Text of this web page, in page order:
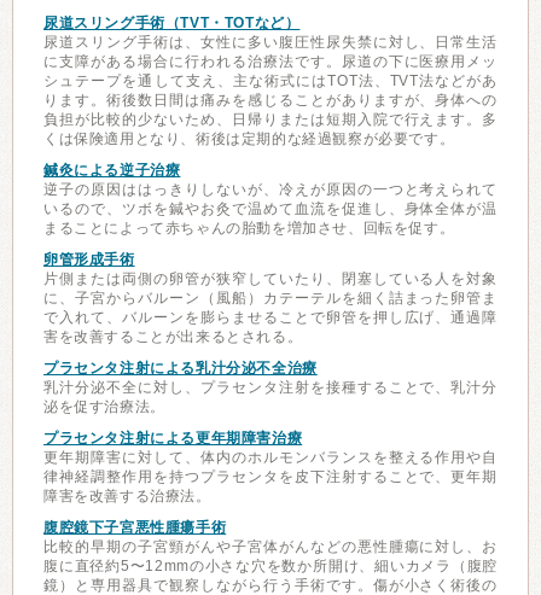
尿道スリング手術（TVT・TOTなど）
尿道スリング手術は、女性に多い腹圧性尿失禁に対し、日常生活
に支障がある場合に行われる治療法です。尿道の下に医療用メッ
シュテープを通して支え、主な術式にはTOT法、TVT法などがあ
ります。術後数日間は痛みを感じることがありますが、身体への
負担が比較的少ないため、日帰りまたは短期入院で行えます。多
くは保険適用となり、術後は定期的な経過観察が必要です。
鍼灸による逆子治療
逆子の原因ははっきりしないが、冷えが原因の一つと考えられて
いるので、ツボを鍼やお灸で温めて血流を促進し、身体全体が温
まることによって赤ちゃんの胎動を増加させ、回転を促す。
卵管形成手術
片側または両側の卵管が狭窄していたり、閉塞している人を対象
に、子宮からバルーン（風船）カテーテルを細く詰まった卵管ま
で入れて、バルーンを膨らませることで卵管を押し広げ、通過障
害を改善することが出来るとされる。
プラセンタ注射による乳汁分泌不全治療
乳汁分泌不全に対し、プラセンタ注射を接種することで、乳汁分
泌を促す治療法。
プラセンタ注射による更年期障害治療
更年期障害に対して、体内のホルモンバランスを整える作用や自
律神経調整作用を持つプラセンタを皮下注射することで、更年期
障害を改善する治療法。
腹腔鏡下子宮悪性腫瘍手術
比較的早期の子宮頸がんや子宮体がんなどの悪性腫瘍に対し、お
腹に直径約5〜12mmの小さな穴を数か所開け、細いカメラ（腹腔
鏡）と専用器具で観察しながら行う手術です。傷が小さく術後の